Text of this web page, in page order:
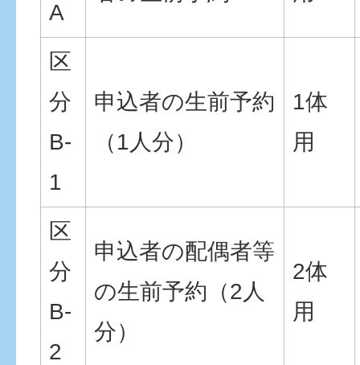
A
区
分
B-
1
申込者の生前予約
（1人分）
1体
用
区
分
B-
2
申込者の配偶者等
の生前予約（2人
分）
2体
用